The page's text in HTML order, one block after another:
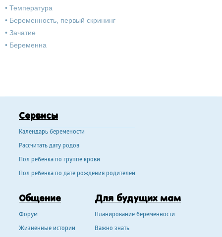
• Температура
• Беременность, первый скрининг
• Зачатие
• Беременна
Сервисы
Календарь беремености
Рассчитать дату родов
Пол ребенка по группе крови
Пол ребенка по дате рождения родителей
Общение
Форум
Жизненные истории
Для будущих мам
Планирование беременности
Важно знать